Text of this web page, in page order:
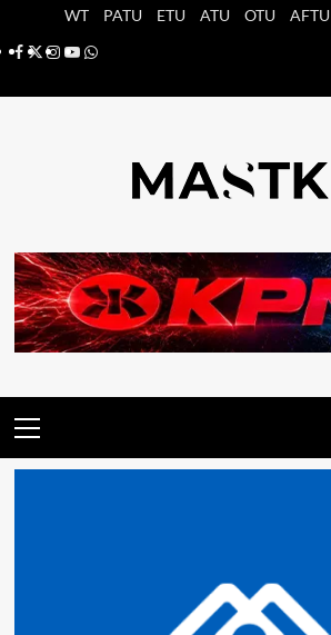
WT PATU ETU ATU OTU AFTU
Facebook
X Instagram
YouTube
Whatsapp
principal